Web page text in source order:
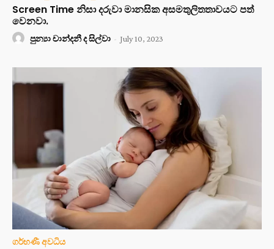
Screen Time නිසා දරුවා මානසික අසමතුලිතතාවයට පත්
වෙනවා.
පුන්‍යා චාන්දනී ද සිල්වා - July 10, 2023
ගර්භණී අවධිය